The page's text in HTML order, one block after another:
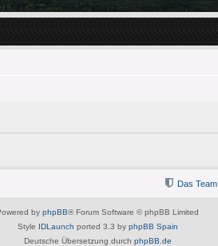
Das Team
by phpBB® Forum Software © phpBB Limited
Style IDLaunch ported 3.3 by phpBB Spain
Deutsche Übersetzung durch phpBB.de